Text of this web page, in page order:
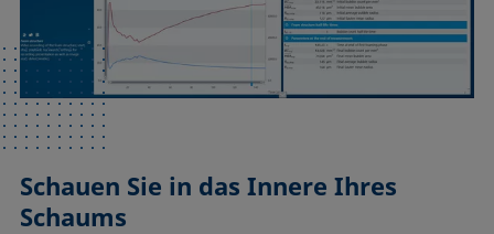
Schauen Sie in das Innere Ihres
Schaums